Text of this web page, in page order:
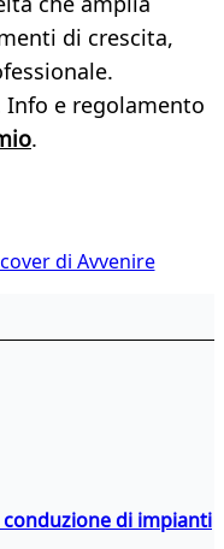
di crescita,
Info e regolamento
.
di Avvenire
conduzione di impianti